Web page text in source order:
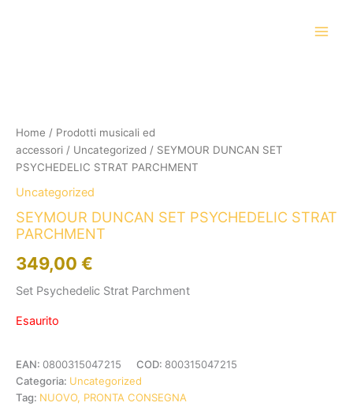
Home / Prodotti musicali ed
accessori / Uncategorized / SEYMOUR DUNCAN SET
PSYCHEDELIC STRAT PARCHMENT
Uncategorized
SEYMOUR DUNCAN SET PSYCHEDELIC STRAT
PARCHMENT
349,00 €
Set Psychedelic Strat Parchment
Esaurito
EAN: 0800315047215 COD: 800315047215
Categoria: Uncategorized
Tag: NUOVO, PRONTA CONSEGNA